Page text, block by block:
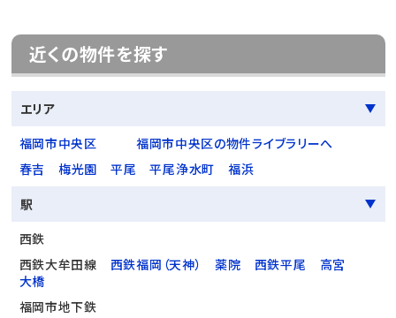
近くの物件を探す
エリア
福岡市中央区
福岡市中央区の物件ライブラリーへ
春吉
梅光園 平尾 平尾浄水町
福浜
駅
西鉄
西鉄大牟田線
西鉄福岡（天神） 薬院 西鉄平尾
高宮
大橋
福岡市地下鉄